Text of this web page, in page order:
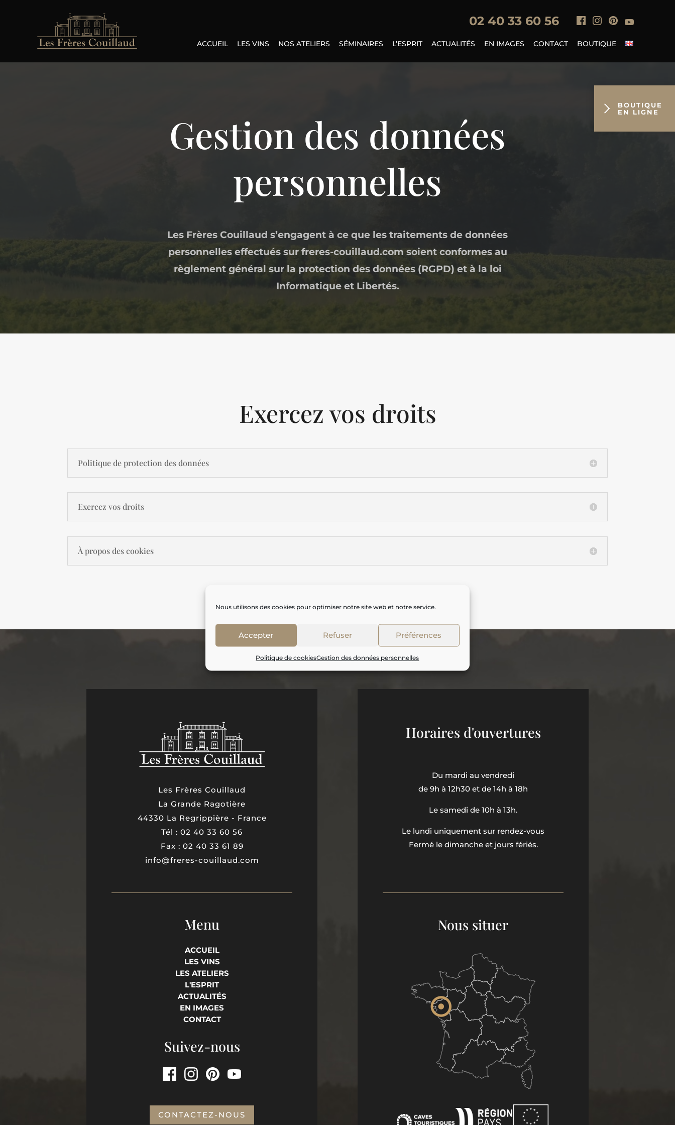
Nous utilisons des cookies pour optimiser notre site web et notre service.
Accepter Refuser Préférences
Politique de cookiesGestion des données personnelles
ACCUEIL LES VINS NOS ATELIERS SÉMINAIRES L’ESPRIT ACTUALITÉS EN IMAGES CONTACT BOUTIQUE
Gestion des données
personnelles
Les Frères Couillaud s’engagent à ce que les traitements de données
personnelles effectués sur freres-couillaud.com soient conformes au
règlement général sur la protection des données (RGPD) et à la loi
Informatique et Libertés.
Exercez vos droits
Politique de protection des données
Exercez vos droits
À propos des cookies
Les Frères Couillaud
La Grande Ragotière
44330 La Regrippière - France
Tél : 02 40 33 60 56
Fax : 02 40 33 61 89
info@freres-couillaud.com
Menu
ACCUEIL
LES VINS
LES ATELIERS
L'ESPRIT
ACTUALITÉS
EN IMAGES
CONTACT
Suivez-nous
CONTACTEZ-NOUS
Horaires d'ouvertures
Du mardi au vendredi
de 9h à 12h30 et de 14h à 18h
Le samedi de 10h à 13h.
Le lundi uniquement sur rendez-vous
Fermé le dimanche et jours fériés.
Nous situer
02 40 33 60 56
BOUTIQUE
EN LIGNE